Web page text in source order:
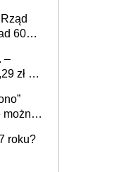
60
–
zł za
można
roku?